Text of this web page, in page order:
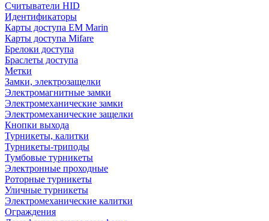
Считыватели HID
Идентификаторы
Карты доступа EM Marin
Карты доступа Mifare
Брелоки доступа
Браслеты доступа
Метки
Замки, электрозащелки
Электромагнитные замки
Электромеханические замки
Электромеханические защелки
Кнопки выхода
Турникеты, калитки
Турникеты-триподы
Тумбовые турникеты
Электронные проходные
Роторные турникеты
Уличные турникеты
Электромеханические калитки
Ограждения